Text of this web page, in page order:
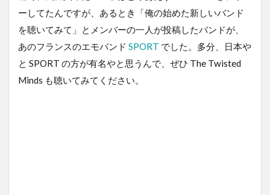
ーしてたんですが、あるとき「俺の始めた新しいバンド
を聴いてみて」とメンバーの一人が投稿したバンドが、
あのフランスのエモバンド SPORT でした。多分、日本や
と SPORT の方が有名やと思うんで、ぜひ The Twisted
Minds も聴いてみてください。